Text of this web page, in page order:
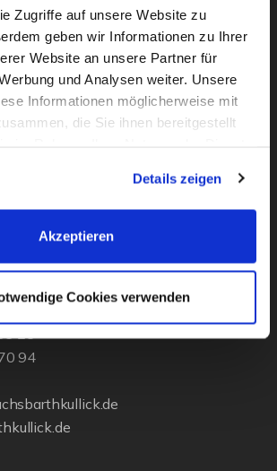
Zugriffe auf unsere Website zu
geben wir Informationen zu Ihrer
Website an unsere Partner für
und Analysen weiter. Unsere
Informationen möglicherweise mit
die Sie ihnen bereitgestellt
unsere Webseite weiterhin nutzen.
Details zeigen
Akzeptieren
Cookies verwenden
e.K.
25
94